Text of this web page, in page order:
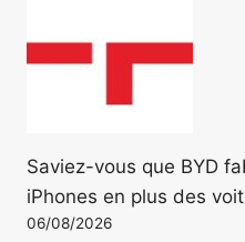
Saviez-vous que BYD
iPhones en plus des
06/08/2026